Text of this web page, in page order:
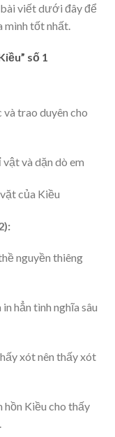
viết dưới đây để
mình tốt nhất.
số 1
và trao duyên cho
và dặn dò em
của Kiều
nguyền thiêng
hẳn tình nghĩa sâu
xót nên thấy xót
hồn Kiều cho thấy